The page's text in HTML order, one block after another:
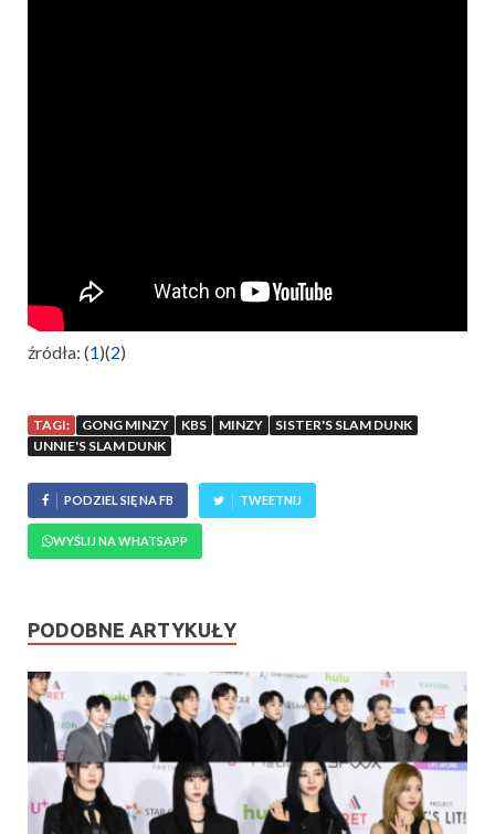
źródła: (1)(2)
TAGI: GONG MINZY KBS MINZY
SISTER'S SLAM DUNK
UNNIE'S SLAM DUNK
PODZIEL SIĘ NA FB TWEETNIJ
WYŚLIJ NA WHATSAPP
PODOBNE ARTYKUŁY